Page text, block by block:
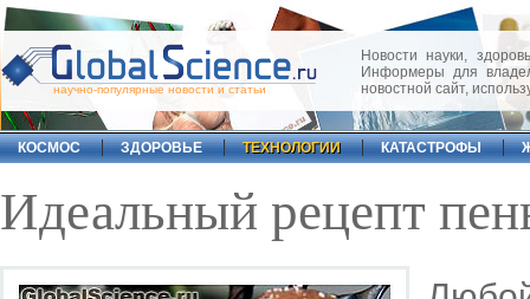
научно-популярные новости и статьи
Новости науки,
Информеры для
новостной сайт,
КОСМОС ЗДОРОВЬЕ ТЕХНОЛОГИИ КАТАСТРОФЫ
Идеальный рецепт